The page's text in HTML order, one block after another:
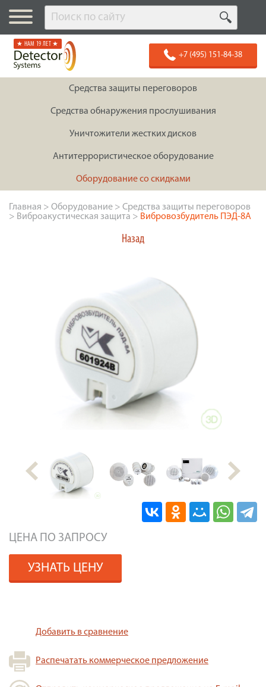
★ НАМ 19 ЛЕТ ★
+7 (495) 151-84-38
Средства защиты переговоров
Средства обнаружения прослушивания
Уничтожители жестких дисков
Антитеррористическое оборудование
Оборудование со скидками
Главная > Оборудование > Средства защиты переговоров
> Виброакустическая защита > Вибровозбудитель ПЭД-8А
Назад
ЦЕНА ПО ЗАПРОСУ
УЗНАТЬ ЦЕНУ
Добавить в сравнение
Распечатать коммерческое предложение